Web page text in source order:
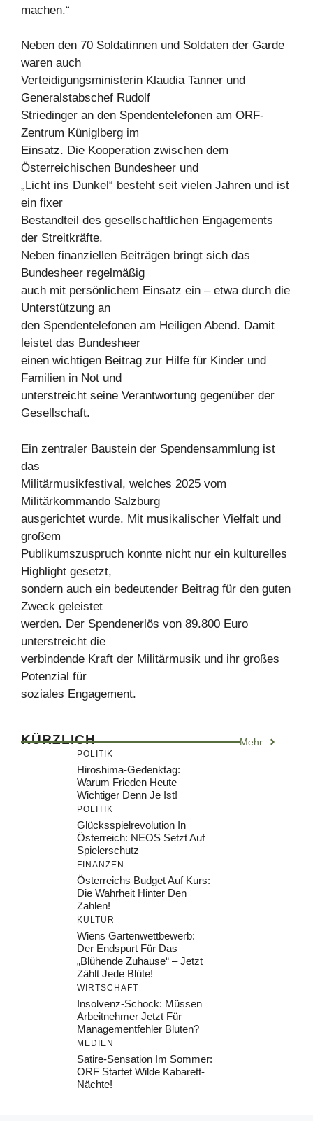
machen.“
Neben den 70 Soldatinnen und Soldaten der Garde
waren auch
Verteidigungsministerin Klaudia Tanner und
Generalstabschef Rudolf
Striedinger an den Spendentelefonen am ORF-
Zentrum Küniglberg im
Einsatz. Die Kooperation zwischen dem
Österreichischen Bundesheer und
„Licht ins Dunkel“ besteht seit vielen Jahren und ist
ein fixer
Bestandteil des gesellschaftlichen Engagements
der Streitkräfte.
Neben finanziellen Beiträgen bringt sich das
Bundesheer regelmäßig
auch mit persönlichem Einsatz ein – etwa durch die
Unterstützung an
den Spendentelefonen am Heiligen Abend. Damit
leistet das Bundesheer
einen wichtigen Beitrag zur Hilfe für Kinder und
Familien in Not und
unterstreicht seine Verantwortung gegenüber der
Gesellschaft.
Ein zentraler Baustein der Spendensammlung ist
das
Militärmusikfestival, welches 2025 vom
Militärkommando Salzburg
ausgerichtet wurde. Mit musikalischer Vielfalt und
großem
Publikumszuspruch konnte nicht nur ein kulturelles
Highlight gesetzt,
sondern auch ein bedeutender Beitrag für den guten
Zweck geleistet
werden. Der Spendenerlös von 89.800 Euro
unterstreicht die
verbindende Kraft der Militärmusik und ihr großes
Potenzial für
soziales Engagement.
KÜRZLICH Mehr
POLITIK
Hiroshima-Gedenktag:
Warum Frieden Heute
Wichtiger Denn Je Ist!
POLITIK
Glücksspielrevolution In
Österreich: NEOS Setzt Auf
Spielerschutz
FINANZEN
Österreichs Budget Auf Kurs:
Die Wahrheit Hinter Den
Zahlen!
KULTUR
Wiens Gartenwettbewerb:
Der Endspurt Für Das
„Blühende Zuhause“ – Jetzt
Zählt Jede Blüte!
WIRTSCHAFT
Insolvenz-Schock: Müssen
Arbeitnehmer Jetzt Für
Managementfehler Bluten?
MEDIEN
Satire-Sensation Im Sommer:
ORF Startet Wilde Kabarett-
Nächte!